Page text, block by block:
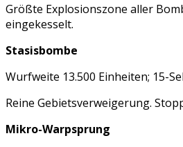
Größte Explosionszone aller
eingekesselt.
Stasisbombe
Wurfweite 13.500 Einheiten; 15-
Reine Gebietsverweigerung.
Mikro-Warpsprung